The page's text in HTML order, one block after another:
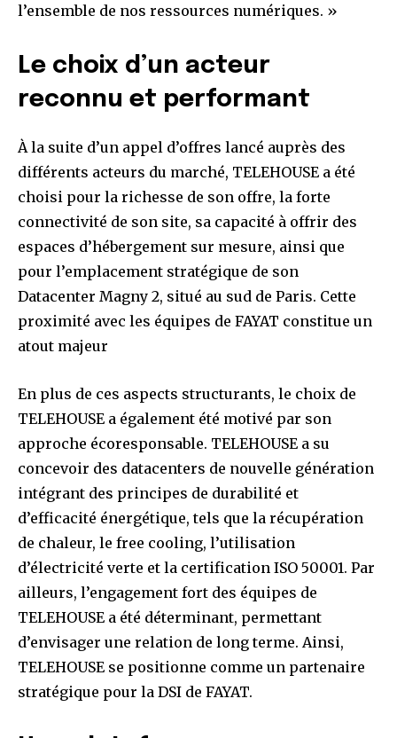
l’ensemble de nos ressources numériques. »
Le choix d’un acteur
reconnu et performant
À la suite d’un appel d’offres lancé auprès des
différents acteurs du marché, TELEHOUSE a été
choisi pour la richesse de son offre, la forte
connectivité de son site, sa capacité à offrir des
espaces d’hébergement sur mesure, ainsi que
pour l’emplacement stratégique de son
Datacenter Magny 2, situé au sud de Paris. Cette
proximité avec les équipes de FAYAT constitue un
atout majeur
En plus de ces aspects structurants, le choix de
TELEHOUSE a également été motivé par son
approche écoresponsable. TELEHOUSE a su
concevoir des datacenters de nouvelle génération
intégrant des principes de durabilité et
d’efficacité énergétique, tels que la récupération
de chaleur, le free cooling, l’utilisation
d’électricité verte et la certification ISO 50001. Par
ailleurs, l’engagement fort des équipes de
TELEHOUSE a été déterminant, permettant
d’envisager une relation de long terme. Ainsi,
TELEHOUSE se positionne comme un partenaire
stratégique pour la DSI de FAYAT.